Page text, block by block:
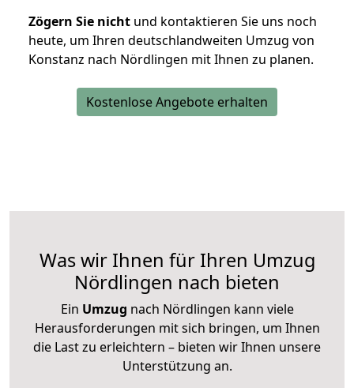
Zögern Sie nicht und kontaktieren Sie uns noch
heute, um Ihren deutschlandweiten Umzug von
Konstanz nach Nördlingen mit Ihnen zu planen.
Kostenlose Angebote erhalten
Was wir Ihnen für Ihren Umzug
Nördlingen nach bieten
Ein Umzug nach Nördlingen kann viele
Herausforderungen mit sich bringen, um Ihnen
die Last zu erleichtern – bieten wir Ihnen unsere
Unterstützung an.